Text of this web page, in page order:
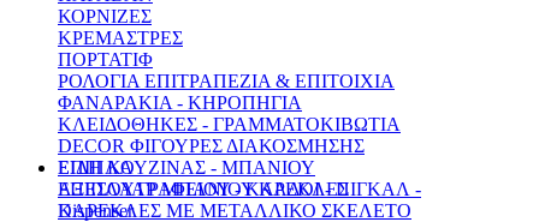
ΚΟΡΝΙΖΕΣ
ΚΡΕΜΑΣΤΡΕΣ
ΠΟΡΤΑΤΙΦ
ΡΟΛΟΓΙΑ ΕΠΙΤΡΑΠΕΖΙΑ & ΕΠΙΤΟΙΧΙΑ
ΦΑΝΑΡΑΚΙΑ - ΚΗΡΟΠΗΓΙΑ
ΚΛΕΙΔΟΘΗΚΕΣ - ΓΡΑΜΜΑΤΟΚΙΒΩΤΙΑ
DECOR ΦΙΓΟΥΡΕΣ ΔΙΑΚΟΣΜΗΣΗΣ
ΕΙΔΗ ΚΟΥΖΙΝΑΣ - ΜΠΑΝΙΟΥ
ΑΞΕΣΟΥΑΡ ΜΠΑΝΙΟΥ ΚΑΔΟΙ - ΠΙΓΚΑΛ -
Dispenser
ΕΠΙΠΛΑ
ΕΠΙΠΛΑ ΓΡΑΦΕΙΟΥ - ΚΑΡΕΚΛΕΣ
ΚΑΡΕΚΛΕΣ ΜΕ ΜΕΤΑΛΛΙΚΟ ΣΚΕΛΕΤΟ